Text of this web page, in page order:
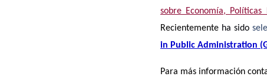
sobre Economía, Políticas
Recientemente ha sido
in Public Administration
Para más información